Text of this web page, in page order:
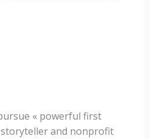
« powerful first
storyteller and nonprofit